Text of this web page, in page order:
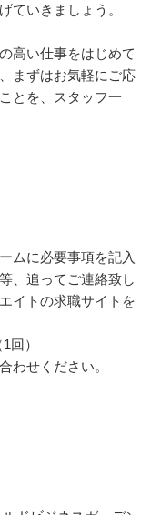
ていきましょう。
高い仕事をはじめて
まずはお気軽にご応
とを、スタッフ一
ムに必要事項を記入
、追ってご連絡致し
イトの求職サイトを
）
わせください。